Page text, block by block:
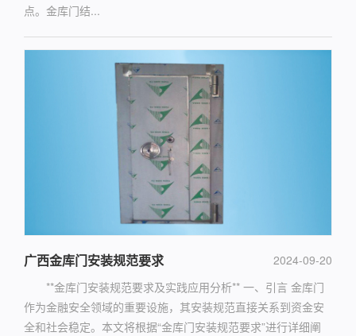
点。金库门结...
2024-09-20
广西金库门安装规范要求
**金库门安装规范要求及实践应用分析** 一、引言 金库门
作为金融安全领域的重要设施，其安装规范直接关系到资金安
全和社会稳定。本文将根据“金库门安装规范要求”进行详细阐